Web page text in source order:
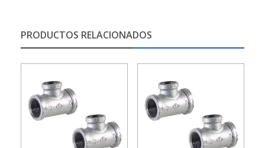
PRODUCTOS RELACIONADOS